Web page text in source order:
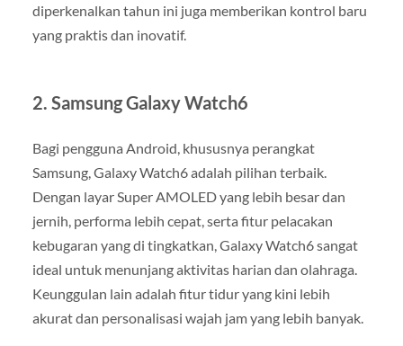
diperkenalkan tahun ini juga memberikan kontrol baru
yang praktis dan inovatif.
2. Samsung Galaxy Watch6
Bagi pengguna Android, khususnya perangkat
Samsung, Galaxy Watch6 adalah pilihan terbaik.
Dengan layar Super AMOLED yang lebih besar dan
jernih, performa lebih cepat, serta fitur pelacakan
kebugaran yang di tingkatkan, Galaxy Watch6 sangat
ideal untuk menunjang aktivitas harian dan olahraga.
Keunggulan lain adalah fitur tidur yang kini lebih
akurat dan personalisasi wajah jam yang lebih banyak.